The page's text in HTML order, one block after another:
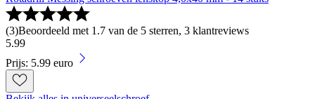
(3)Beoordeeld met 1.7 van de 5 sterren, 3 klantreviews
5.99
Prijs: 5.99 euro